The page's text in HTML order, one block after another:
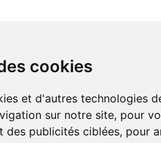
cookies
et d'autres technologies
sur notre site, pour
des publicités ciblées, pour